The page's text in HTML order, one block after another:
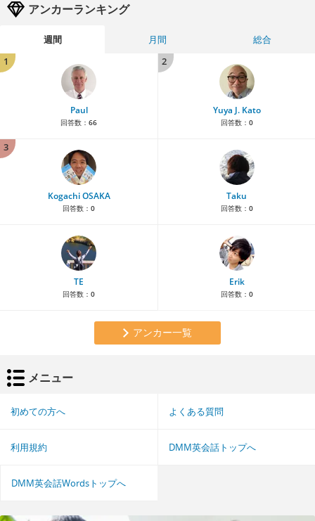
アンカーランキング
週間 月間
総合
1
Paul
回答数： 66
2
Yuya J. Kato
回答数： 0
3
Kogachi OSAKA
回答数： 0
Taku
回答数： 0
TE
回答数： 0
Erik
回答数： 0
アンカー一覧
メニュー
初めての方へ よくある質問
利用規約 DMM英会話トップへ
DMM英会話Wordsトップへ